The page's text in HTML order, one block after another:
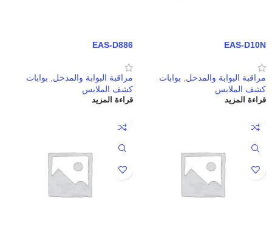
EAS-D10N
مراقبة البوابة والمدخل
بوابات
كشف الملابس
قراءة المزيد
EAS-D886
مراقبة البوابة والمدخل
بوابات
كشف الملابس
قراءة المزيد